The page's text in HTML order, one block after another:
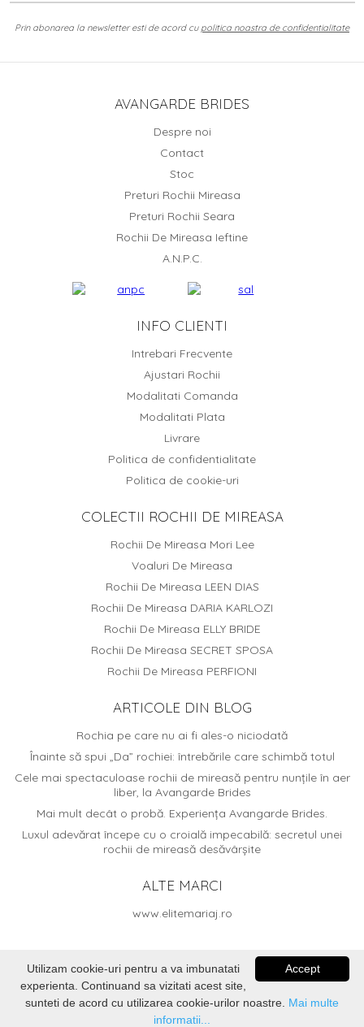
Prin abonarea la newsletter esti de acord cu politica noastra de confidentialitate
AVANGARDE BRIDES
Despre noi
Contact
Stoc
Preturi Rochii Mireasa
Preturi Rochii Seara
Rochii De Mireasa Ieftine
A.N.P.C.
INFO CLIENTI
Intrebari Frecvente
Ajustari Rochii
Modalitati Comanda
Modalitati Plata
Livrare
Politica de confidentialitate
Politica de cookie-uri
COLECTII ROCHII DE MIREASA
Rochii De Mireasa Mori Lee
Voaluri De Mireasa
Rochii De Mireasa LEEN DIAS
Rochii De Mireasa DARIA KARLOZI
Rochii De Mireasa ELLY BRIDE
Rochii De Mireasa SECRET SPOSA
Rochii De Mireasa PERFIONI
ARTICOLE DIN BLOG
Rochia pe care nu ai fi ales-o niciodată
Înainte să spui „Da” rochiei: întrebările care schimbă totul
Cele mai spectaculoase rochii de mireasă pentru nunțile în aer
liber, la Avangarde Brides
Mai mult decât o probă. Experiența Avangarde Brides.
Luxul adevărat începe cu o croială impecabilă: secretul unei
rochii de mireasă desăvârșite
ALTE MARCI
www.elitemariaj.ro
© 2026Avangarde Brides. Dezvoltat de
Voitin.com Web
Services
Accept
Utilizam cookie-uri pentru a va imbunatati
experienta. Continuand sa vizitati acest site,
sunteti de acord cu utilizarea cookie-urilor noastre. Mai multe
informatii...